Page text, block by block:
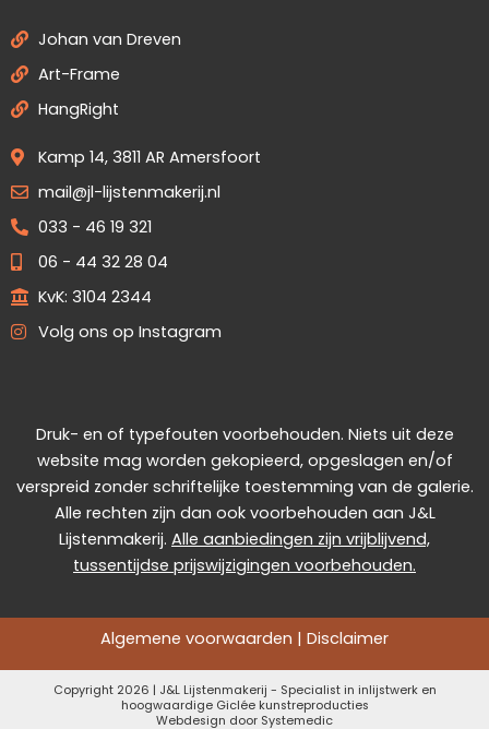
Johan van Dreven
Art-Frame
HangRight
Kamp 14, 3811 AR Amersfoort
mail@jl-lijstenmakerij.nl
033 - 46 19 321
06 - 44 32 28 04
KvK: 3104 2344
Volg ons op Instagram
Druk- en of typefouten voorbehouden. Niets uit deze
website mag worden gekopieerd, opgeslagen en/of
verspreid zonder schriftelijke toestemming van de galerie.
Alle rechten zijn dan ook voorbehouden aan J&L
Lijstenmakerij. Alle aanbiedingen zijn vrijblijvend,
tussentijdse prijswijzigingen voorbehouden.
Algemene voorwaarden | Disclaimer
Copyright 2026 | J&L Lijstenmakerij - Specialist in inlijstwerk en
hoogwaardige Giclée kunstreproducties
Webdesign door Systemedic